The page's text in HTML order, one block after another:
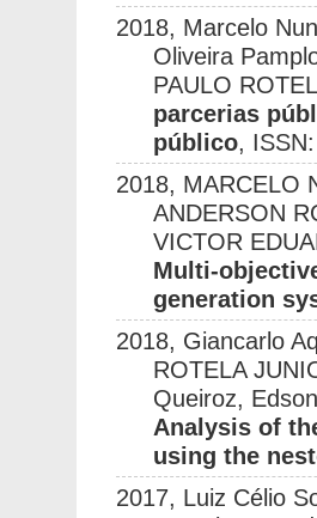
2018, Marcelo
Oliveira
PAULO
parcerias
público,
2018, MARCELO
ANDERSON
VICTOR
Multi-
generation
2018, Giancarlo
ROTELA
Queiroz,
Analysis of
using the
2017, Luiz Célio